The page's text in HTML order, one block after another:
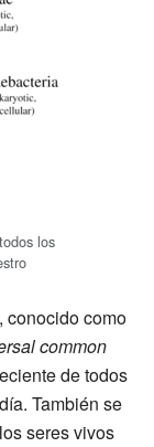
los
, conocido como
common
de todos
También se
seres vivos